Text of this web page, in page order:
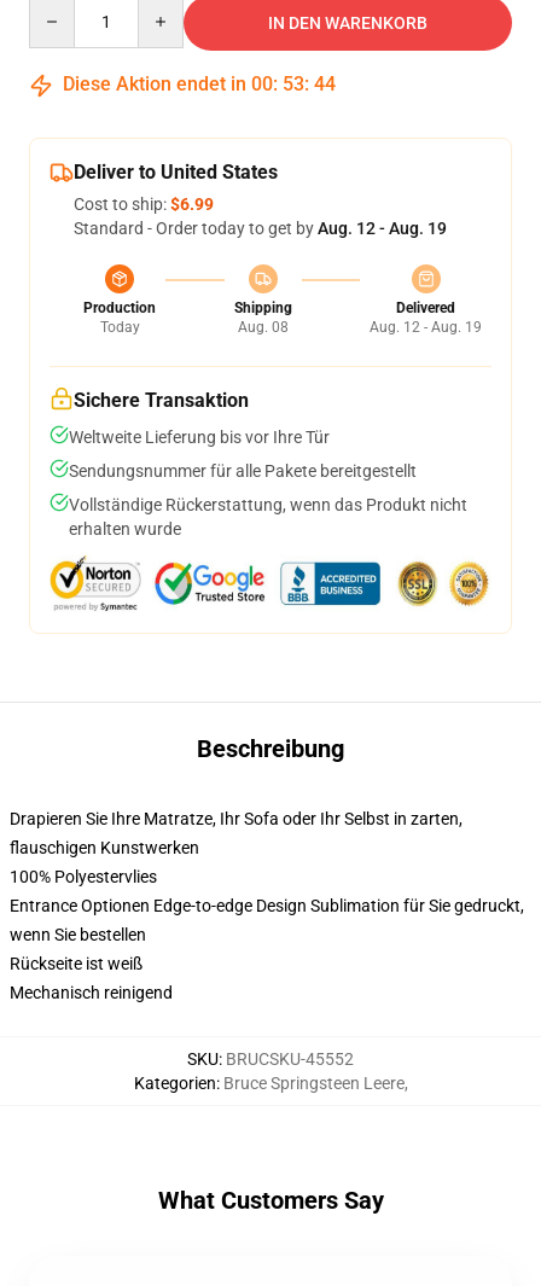
IN DEN WARENKORB
Diese Aktion endet in 00: 53: 44
Deliver to United States
Cost to ship:$6.99
Standard - Order today to get byAug. 12 - Aug. 19
Production
Today
Shipping
Aug. 08
Delivered
Aug. 12 - Aug. 19
Sichere Transaktion
Weltweite Lieferung bis vor Ihre Tür
Sendungsnummer für alle Pakete bereitgestellt
Vollständige Rückerstattung, wenn das Produkt nicht
erhalten wurde
Beschreibung
Drapieren Sie Ihre Matratze, Ihr Sofa oder Ihr Selbst in zarten,
flauschigen Kunstwerken
100% Polyestervlies
Entrance Optionen Edge-to-edge Design Sublimation für Sie gedruckt,
wenn Sie bestellen
Rückseite ist weiß
Mechanisch reinigend
SKU: BRUCSKU-45552
Kategorien: Bruce Springsteen Leere,
What Customers Say